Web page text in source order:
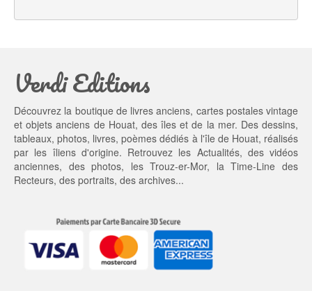
é
t :
0,
0
0 €.
s
Verdi Editions
Découvrez la boutique de livres anciens, cartes postales vintage
et objets anciens de Houat, des îles et de la mer. Des dessins,
tableaux, photos, livres, poèmes dédiés à l'île de Houat, réalisés
par les îliens d'origine. Retrouvez les Actualités, des vidéos
anciennes, desphotos, lesTrouz-er-Mor, laTime-Line des
Recteurs, des portraits, des archives...